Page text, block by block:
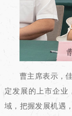
曹主席表示，
定发展的上市企业
域，把握发展机遇